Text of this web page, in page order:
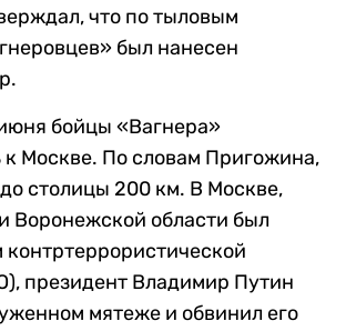
что по тыловым
был нанесен
бойцы «Вагнера»
к Москве. По словам Пригожина,
столицы 200 км. В Москве,
Воронежской области был
президент Владимир Путин
мятеже и обвинил его